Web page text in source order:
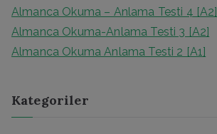
Almanca Okuma – Anlama Testi 4 [A2]
Almanca Okuma-Anlama Testi 3 [A2]
Almanca Okuma Anlama Testi 2 [A1]
Kategoriler